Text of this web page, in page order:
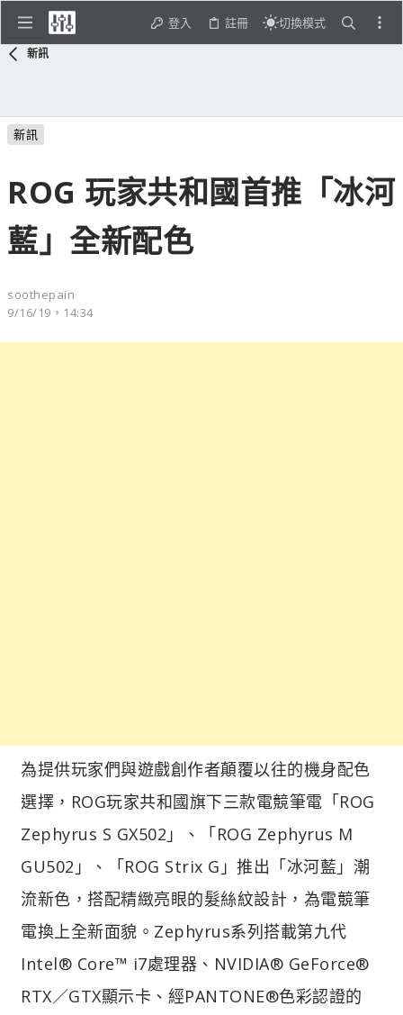
登入 註冊 切換模式
新訊
新訊
ROG 玩家共和國首推「冰河
藍」全新配色
soothepain
9/16/19，14:34
為提供玩家們與遊戲創作者顛覆以往的機身配色
選擇，ROG玩家共和國旗下三款電競筆電「ROG
Zephyrus S GX502」、「ROG Zephyrus M
GU502」、「ROG Strix G」推出「冰河藍」潮
流新色，搭配精緻亮眼的髮絲紋設計，為電競筆
電換上全新面貌。Zephyrus系列搭載第九代
Intel® Core™ i7處理器、NVIDIA® GeForce®
RTX／GTX顯示卡、經PANTONE®色彩認證的